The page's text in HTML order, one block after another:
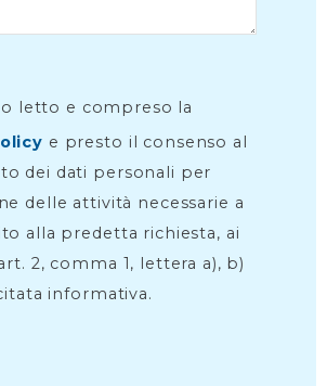
letto e compreso la
e presto il consenso al
dei dati personali per
delle attività necessarie a
alla predetta richiesta, ai
2, comma 1, lettera a), b)
informativa.